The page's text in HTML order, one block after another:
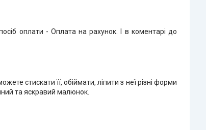
оплати - Оплата на рахунок. І в коментарі до
стискати її, обіймати, ліпити з неї різні форми
та яскравий малюнок.